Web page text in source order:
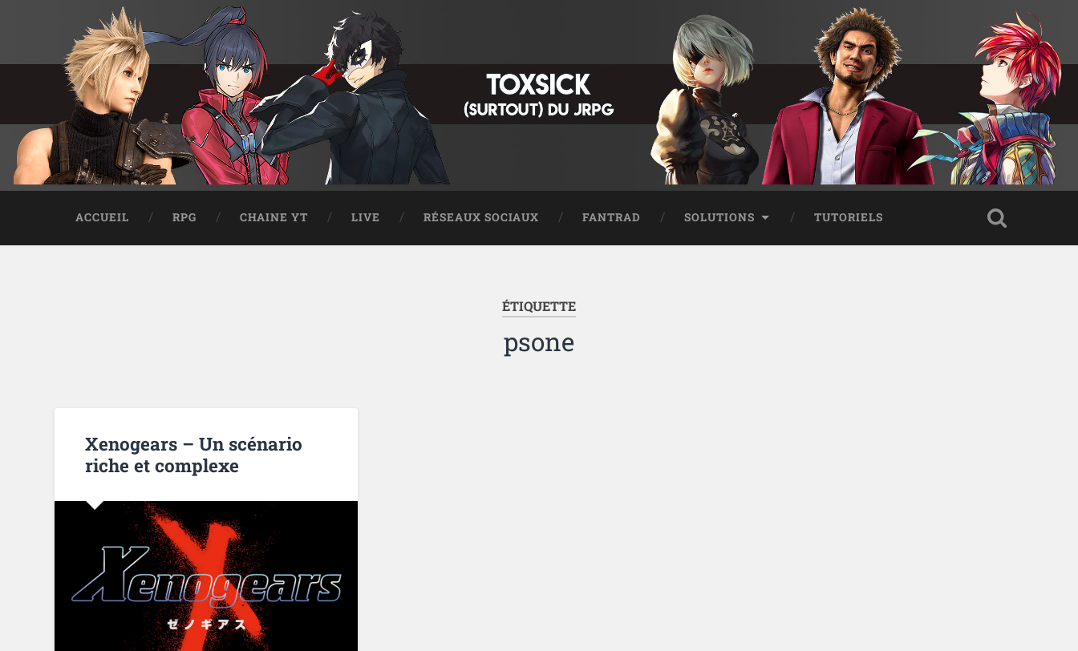
ACCUEIL RPG CHAINE YT LIVE RÉSEAUX SOCIAUX FANTRAD SOLUTIONS TUTORIELS
ÉTIQUETTE
psone
Xenogears – Un scénario
riche et complexe